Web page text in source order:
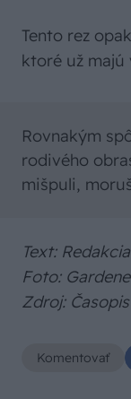
Tento rez
ktoré už
Rovnakým
rodivého
mišpuli,
Text: Redakcia
Foto:
Zdroj:
Komentovať